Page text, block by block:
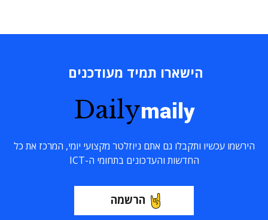
הישארו תמיד מעודכנים
Dailymaily
הירשמו עכשיו ותקבלו גם אתם ניוזלטר מקצועי יומי, המרכז את כל
החדשות והעדכונים בתחומי ה-ICT
הרשמה